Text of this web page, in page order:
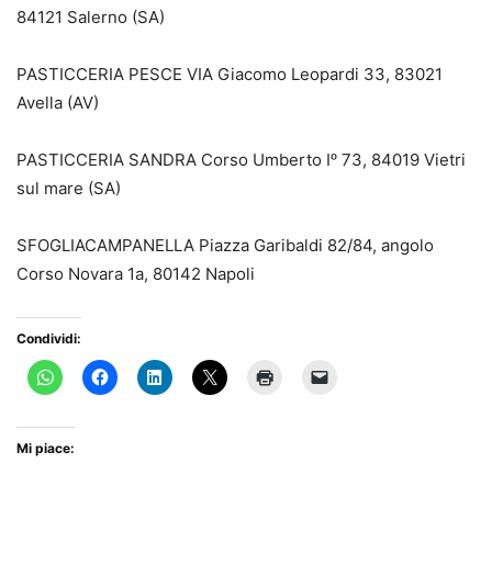
84121 Salerno (SA)
PASTICCERIA PESCE VIA Giacomo Leopardi 33, 83021
Avella (AV)
PASTICCERIA SANDRA Corso Umberto Iᵒ 73, 84019 Vietri
sul mare (SA)
SFOGLIACAMPANELLA Piazza Garibaldi 82/84, angolo
Corso Novara 1a, 80142 Napoli
Condividi:
Mi piace: